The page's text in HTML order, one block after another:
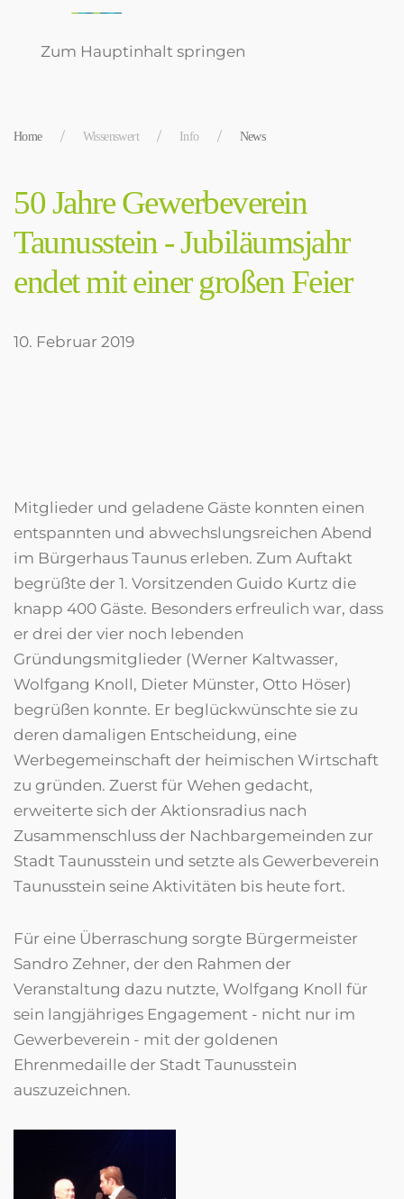
Zum Hauptinhalt springen
Home Wissenswert Info News
50 Jahre Gewerbeverein
Taunusstein - Jubiläumsjahr
endet mit einer großen Feier
10. Februar 2019
Mitglieder und geladene Gäste konnten einen
entspannten und abwechslungsreichen Abend
im Bürgerhaus Taunus erleben. Zum Auftakt
begrüßte der 1. Vorsitzenden Guido Kurtz die
knapp 400 Gäste. Besonders erfreulich war, dass
er drei der vier noch lebenden
Gründungsmitglieder (Werner Kaltwasser,
Wolfgang Knoll, Dieter Münster, Otto Höser)
begrüßen konnte. Er beglückwünschte sie zu
deren damaligen Entscheidung, eine
Werbegemeinschaft der heimischen Wirtschaft
zu gründen. Zuerst für Wehen gedacht,
erweiterte sich der Aktionsradius nach
Zusammenschluss der Nachbargemeinden zur
Stadt Taunusstein und setzte als Gewerbeverein
Taunusstein seine Aktivitäten bis heute fort.
Für eine Überraschung sorgte Bürgermeister
Sandro Zehner, der den Rahmen der
Veranstaltung dazu nutzte, Wolfgang Knoll für
sein langjähriges Engagement - nicht nur im
Gewerbeverein - mit der goldenen
Ehrenmedaille der Stadt Taunusstein
auszuzeichnen.